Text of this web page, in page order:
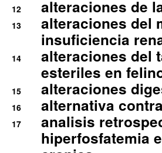
12 alteraciones de
13
alteraciones del
insuficiencia
14
alteraciones del
esteriles en
15 alteraciones
16 alternativa
17
analisis
hiperfosfatemia